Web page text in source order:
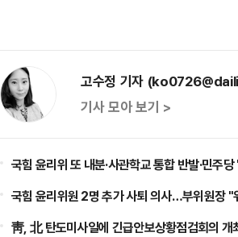
고수정 기자
기사 모아 보기 >
국힘 윤리위 또 내분·사관학교 통합 반발·민주
국힘 윤리위원 2명 추가 사퇴 의사…부위원장 "
靑, 北 탄도미사일에 긴급안보상황점검회의